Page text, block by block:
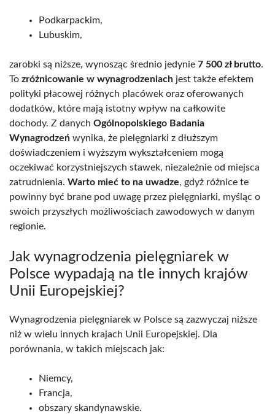
Podkarpackim,
Lubuskim,
zarobki są niższe, wynosząc średnio jedynie 7 500 zł brutto.
To zróżnicowanie w wynagrodzeniach jest także efektem
polityki płacowej różnych placówek oraz oferowanych
dodatków, które mają istotny wpływ na całkowite
dochody. Z danych Ogólnopolskiego Badania
Wynagrodzeń wynika, że pielęgniarki z dłuższym
doświadczeniem i wyższym wykształceniem mogą
oczekiwać korzystniejszych stawek, niezależnie od miejsca
zatrudnienia. Warto mieć to na uwadze, gdyż różnice te
powinny być brane pod uwagę przez pielęgniarki, myśląc o
swoich przyszłych możliwościach zawodowych w danym
regionie.
Jak wynagrodzenia pielęgniarek w
Polsce wypadają na tle innych krajów
Unii Europejskiej?
Wynagrodzenia pielęgniarek w Polsce są zazwyczaj niższe
niż w wielu innych krajach Unii Europejskiej. Dla
porównania, w takich miejscach jak:
Niemcy,
Francja,
obszary skandynawskie.